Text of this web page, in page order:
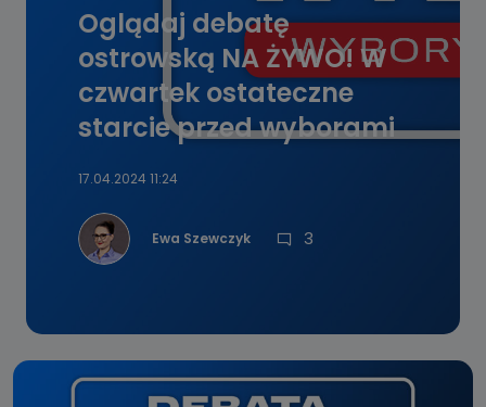
Oglądaj debatę
ostrowską NA ŻYWO! W
czwartek ostateczne
starcie przed wyborami
17.04.2024 11:24
Ewa Szewczyk 3